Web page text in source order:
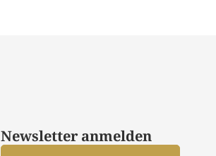
Newsletter anmelden